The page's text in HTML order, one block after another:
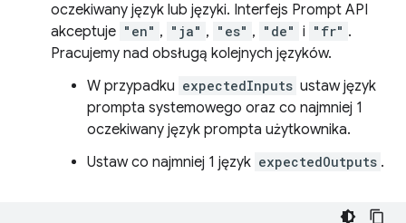
oczekiwany język lub języki. Interfejs Prompt API
akceptuje "en" , "ja" , "es" , "de" i "fr" .
Pracujemy nad obsługą kolejnych języków.
W przypadku expectedInputs ustaw język
prompta systemowego oraz co najmniej 1
oczekiwany język prompta użytkownika.
Ustaw co najmniej 1 język expectedOutputs .